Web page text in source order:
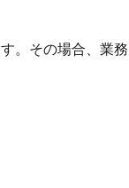
。その場合、業務